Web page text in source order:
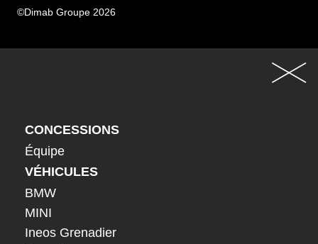
©Dimab Groupe 2026
CONCESSIONS
Équipe
VÉHICULES
BMW
MINI
Ineos Grenadier